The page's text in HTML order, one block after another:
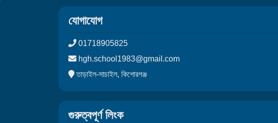
যোগাযোগ
01718905825
hgh.school1983@gmail.com
তাড়াইল-সাচাইল, কিশোরগঞ্জ
গুরুত্বপূর্ণ লিংক